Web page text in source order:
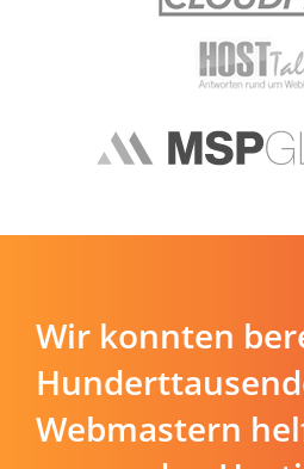
Wir konnten
Webmastern